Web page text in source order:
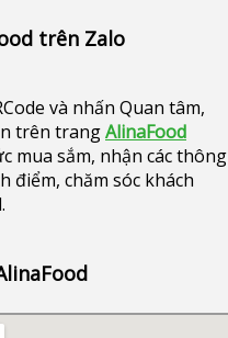
trên Zalo
và nhấn Quan tâm,
trên trangAlinaFood
mua sắm, nhận các thông
điểm, chăm sóc khách
.